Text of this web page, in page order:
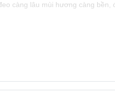
càng lâu mùi hương càng bền,